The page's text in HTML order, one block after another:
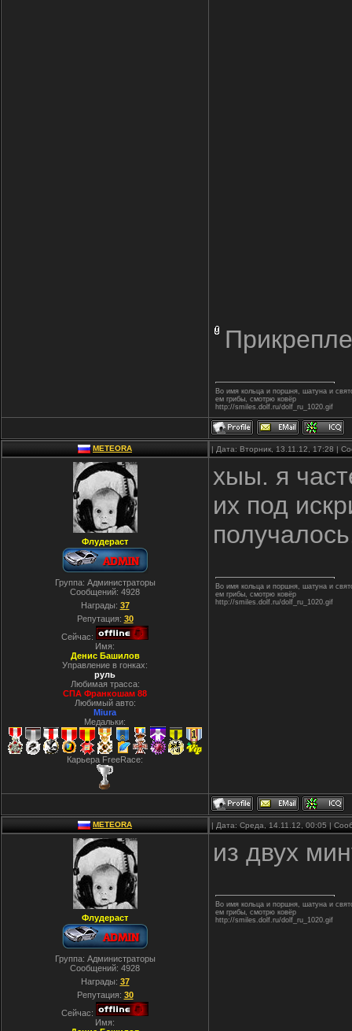
Во имя кольца и поршня, шатуна и
ем грибы, смотрю ковёр
http://smiles.dolf.ru/dolf_ru_1020.gif
METEORA | Дата: Вторник, 13.11.12, 17:28 |
Флудераст
Группа: Администраторы
Сообщений: 4928
Награды: 37
Репутация: 30
Сейчас:
Имя:
Денис Башилов
Управление в гонках:
руль
Любимая трасса:
СПА Франкошам 88
Любимый авто:
Miura
Медальки:
Карьера FreeRace:
хыы. я
их под
Во имя кольца и поршня, шатуна и
ем грибы, смотрю ковёр
http://smiles.dolf.ru/dolf_ru_1020.gif
METEORA | Дата: Среда, 14.11.12, 00:05 |
Флудераст
Группа: Администраторы
Сообщений: 4928
Награды: 37
Репутация: 30
Сейчас:
Имя:
из двух
Во имя кольца и поршня, шатуна и
ем грибы, смотрю ковёр
http://smiles.dolf.ru/dolf_ru_1020.gif